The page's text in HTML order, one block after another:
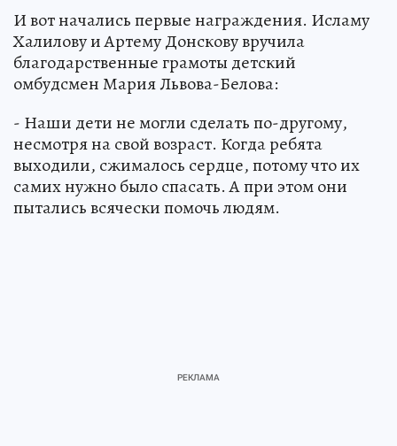
И вот начались первые награждения. Исламу
Халилову и Артему Донскову вручила
благодарственные грамоты детский
омбудсмен Мария Львова-Белова:
- Наши дети не могли сделать по-другому,
несмотря на свой возраст. Когда ребята
выходили, сжималось сердце, потому что их
самих нужно было спасать. А при этом они
пытались всячески помочь людям.